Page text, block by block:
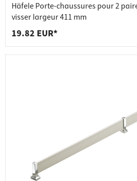
Häfele Porte-chaussures pour 2
visser largeur 411 mm
19.82 EUR*